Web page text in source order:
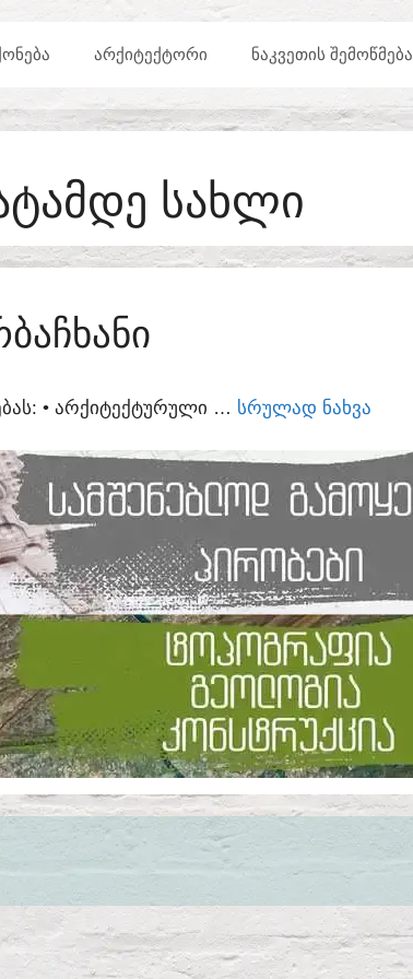
ᲐᲠᲥᲘᲢᲔᲥᲢᲝᲠᲘ ᲜᲐᲙᲕᲔᲗᲘᲡ ᲨᲔᲛᲝᲬᲛᲔᲑᲐ
ᲡᲐᲮᲚᲘ
• ᲐᲠᲥᲘᲢᲔᲥᲢᲣᲠᲣᲚᲘ … ᲡᲠᲣᲚᲐᲓ ᲜᲐᲮᲕᲐ